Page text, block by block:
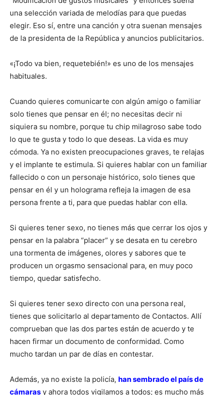
una selección variada de melodías para que puedas
elegir. Eso sí, entre una canción y otra suenan mensajes
de la presidenta de la República y anuncios publicitarios.
«¡Todo va bien, requetebién!» es uno de los mensajes
habituales.
Cuando quieres comunicarte con algún amigo o familiar
solo tienes que pensar en él; no necesitas decir ni
siquiera su nombre, porque tu chip milagroso sabe todo
lo que te gusta y todo lo que deseas. La vida es muy
cómoda. Ya no existen preocupaciones graves, te relajas
y el implante te estimula. Si quieres hablar con un familiar
fallecido o con un personaje histórico, solo tienes que
pensar en él y un holograma refleja la imagen de esa
persona frente a ti, para que puedas hablar con ella.
Si quieres tener sexo, no tienes más que cerrar los ojos y
pensar en la palabra “placer” y se desata en tu cerebro
una tormenta de imágenes, olores y sabores que te
producen un orgasmo sensacional para, en muy poco
tiempo, quedar satisfecho.
Si quieres tener sexo directo con una persona real,
tienes que solicitarlo al departamento de Contactos. Allí
comprueban que las dos partes están de acuerdo y te
hacen firmar un documento de conformidad. Como
mucho tardan un par de días en contestar.
Además, ya no existe la policía, han sembrado el país de
cámaras y ahora todos vigilamos a todos; es mucho más